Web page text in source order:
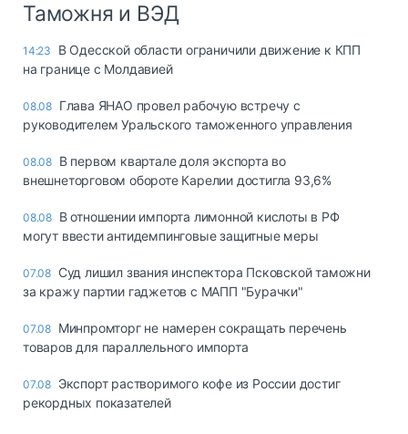
Таможня и ВЭД
14:23
В Одесской области ограничили движение к КПП
на границе с Молдавией
08.08 Глава ЯНАО провел рабочую встречу с
руководителем Уральского таможенного управления
08.08 В первом квартале доля экспорта во
внешнеторговом обороте Карелии достигла 93,6%
08.08 В отношении импорта лимонной кислоты в РФ
могут ввести антидемпинговые защитные меры
07.08 Суд лишил звания инспектора Псковской таможни
за кражу партии гаджетов с МАПП "Бурачки"
07.08 Минпромторг не намерен сокращать перечень
товаров для параллельного импорта
07.08 Экспорт растворимого кофе из России достиг
рекордных показателей